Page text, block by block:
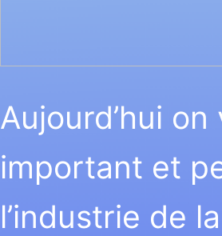
Aujourd’hui
important et
l’industrie de